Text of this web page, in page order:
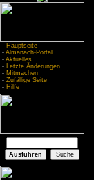
- Hauptseite
- Almanach-Portal
- Aktuelles
- Letzte Änderungen
- Mitmachen
- Zufällige Seite
- Hilfe